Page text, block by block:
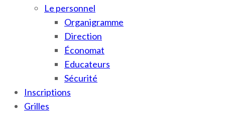
Le personnel
Organigramme
Direction
Économat
Educateurs
Sécurité
Inscriptions
Grilles